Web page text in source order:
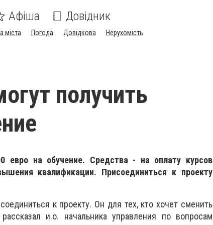
Афіша Довідник
міста Погода Довідкова Нерухомість
получить
евро на обучение. Средства - на оплату курсов
квалификации. Присоединиться к проекту
к проекту. Он для тех, кто хочет сменить
и.о. начальника управления по вопросам